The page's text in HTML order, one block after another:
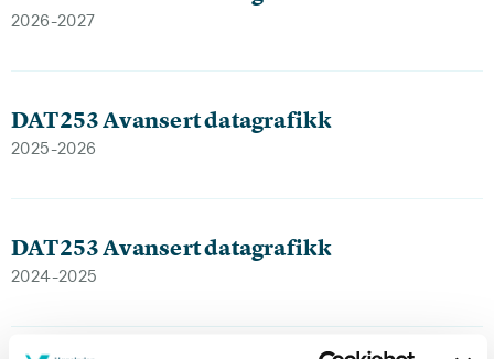
2026-2027
DAT253 Avansert datagrafikk
2025-2026
DAT253 Avansert datagrafikk
2024-2025